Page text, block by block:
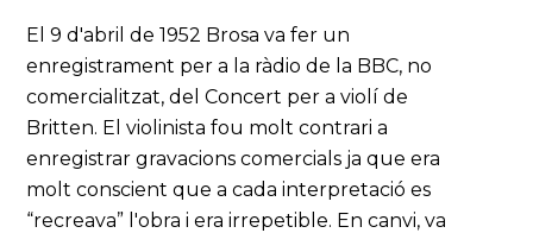
El 9 d'abril de 1952 Brosa va fer un
enregistrament per a la ràdio de la BBC, no
comercialitzat, del Concert per a violí de
Britten. El violinista fou molt contrari a
enregistrar gravacions comercials ja que era
molt conscient que a cada interpretació es
“recreava” l'obra i era irrepetible. En canvi, va